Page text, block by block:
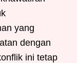
yang
dengan
ini tetap